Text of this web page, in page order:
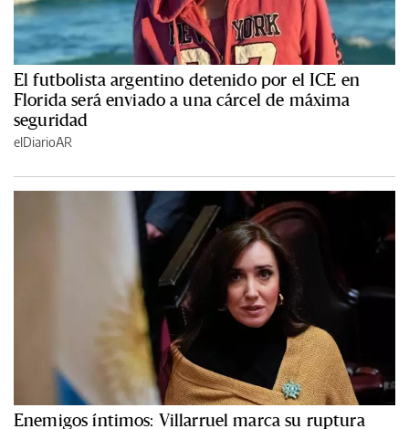
El futbolista argentino detenido por el ICE en
Florida será enviado a una cárcel de máxima
seguridad
elDiarioAR
Enemigos íntimos: Villarruel marca su ruptura